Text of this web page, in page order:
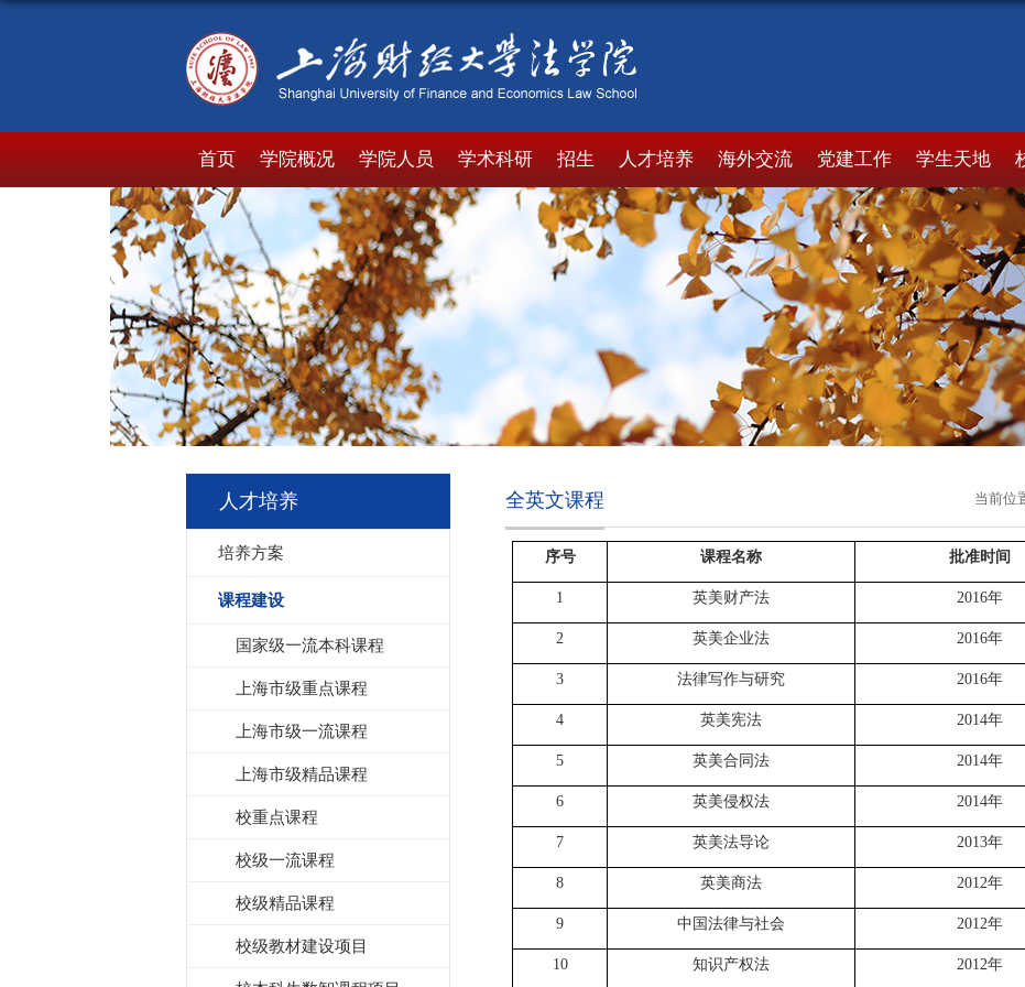
首页 学院概况 学院人员 学术科研 招生 人才培养 海外交流 党建工作 学生天地
人才培养
培养方案
课程建设
国家级一流本科课程
上海市级重点课程
上海市级一流课程
上海市级精品课程
校重点课程
校级一流课程
校级精品课程
校级教材建设项目
当前位
全英文课程
序号 课程名称 批准时间
1 英美财产法 2016年
2 英美企业法 2016年
3 法律写作与研究 2016年
4 英美宪法 2014年
5 英美合同法 2014年
6 英美侵权法 2014年
7 英美法导论 2013年
8 英美商法 2012年
9 中国法律与社会 2012年
10 知识产权法 2012年